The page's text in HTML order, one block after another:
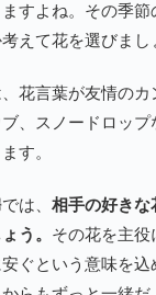
すよね。その季節
えて花を選びまし
花言葉が友情のカ
、スノードロップ
す。
は、 相手の好きな
う。 その花を主役
ぐという意味を